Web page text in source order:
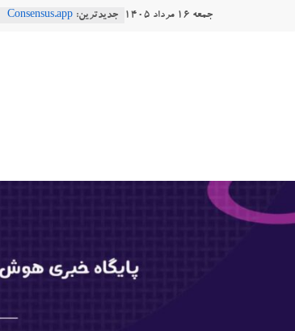
جمعه ۱۶ مرداد ۱۴۰۵ جدیدترین: Consensus.app
خبری
مصنوعی